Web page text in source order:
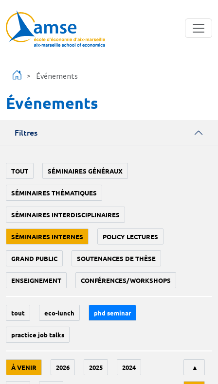
Événements
Événements
Filtres
TOUT SÉMINAIRES GÉNÉRAUX
SÉMINAIRES THÉMATIQUES
SÉMINAIRES INTERDISCIPLINAIRES
SÉMINAIRES INTERNES POLICY LECTURES
GRAND PUBLIC SOUTENANCES DE THÈSE
ENSEIGNEMENT CONFÉRENCES/WORKSHOPS
tout eco-lunch phd seminar
practice job talks
À VENIR 2026 2025 2024 ▲